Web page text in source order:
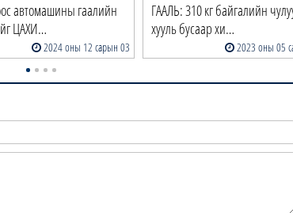
автомашины гаалийн
ЦАХИ…
2024 оны 12 сарын 03
ГААЛЬ: 310 кг байгалийн
хууль бусаар хи…
2023 оны 05